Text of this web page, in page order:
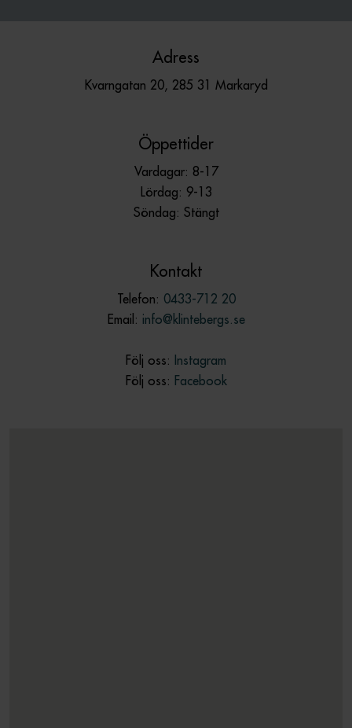
Adress
Kvarngatan 20, 285 31 Markaryd
Öppettider
Vardagar: 8-17
Lördag: 9-13
Söndag: Stängt
Kontakt
Telefon: 0433-712 20
Email: info@klintebergs.se
Följ oss: Instagram
Följ oss: Facebook